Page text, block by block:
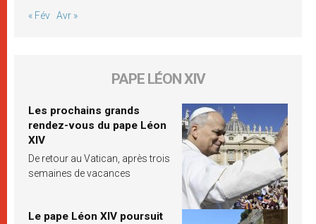
« Fév Avr »
PAPE LÉON XIV
Les prochains grands
rendez-vous du pape Léon
XIV
De retour au Vatican, après trois
semaines de vacances
Le pape Léon XIV poursuit